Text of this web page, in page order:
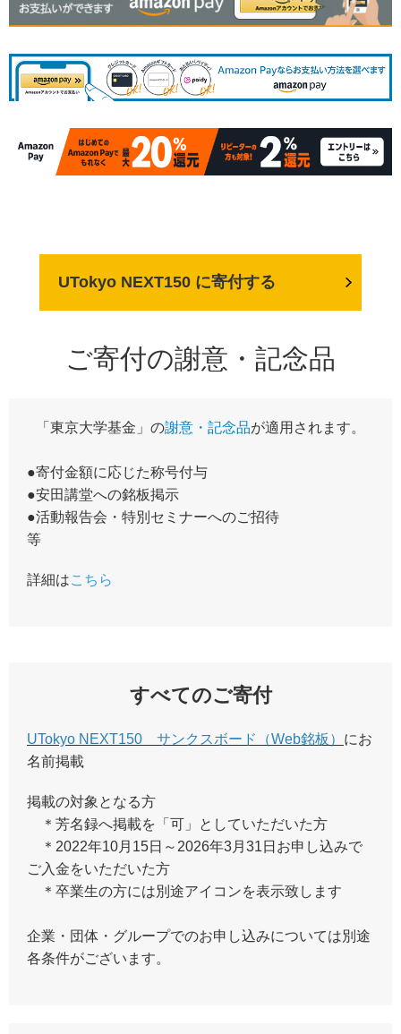
UTokyo NEXT150 に寄付する
ご寄付の謝意・記念品
「東京大学基金」の謝意・記念品が適用されます。
●寄付金額に応じた称号付与
●安田講堂への銘板掲示
●活動報告会・特別セミナーへのご招待
等
詳細はこちら
すべてのご寄付
UTokyo NEXT150 サンクスボード（Web銘板） にお
名前掲載
掲載の対象となる方
＊芳名録へ掲載を「可」としていただいた方
＊2022年10月15日～2026年3月31日お申し込みで
ご入金をいただいた方
＊卒業生の方には別途アイコンを表示致します
企業・団体・グループでのお申し込みについては別途
各条件がございます。